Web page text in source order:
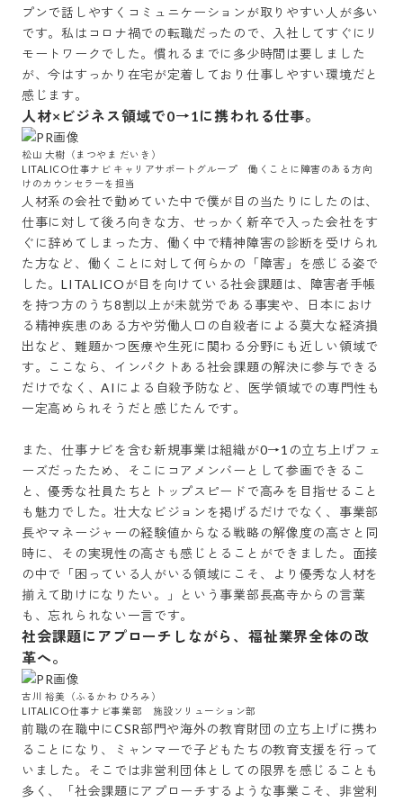
プンで話しやすくコミュニケーションが取りやすい人が多い
です。私はコロナ禍での転職だったので、入社してすぐにリ
モートワークでした。慣れるまでに多少時間は要しました
が、今はすっかり在宅が定着しており仕事しやすい環境だと
感じます。
人材×ビジネス領域で0→1に携われる仕事。
松山 大樹（まつやま だいき）
LITALICO仕事ナビ キャリアサポートグループ　働くことに障害のある方向
けのカウンセラーを担当
人材系の会社で勤めていた中で僕が目の当たりにしたのは、
仕事に対して後ろ向きな方、せっかく新卒で入った会社をす
ぐに辞めてしまった方、働く中で精神障害の診断を受けられ
た方など、働くことに対して何らかの「障害」を感じる姿で
した。LITALICOが目を向けている社会課題は、障害者手帳
を持つ方のうち8割以上が未就労である事実や、日本におけ
る精神疾患のある方や労働人口の自殺者による莫大な経済損
出など、難題かつ医療や生死に関わる分野にも近しい領域で
す。ここなら、インパクトある社会課題の解決に参与できる
だけでなく、AIによる自殺予防など、医学領域での専門性も
一定高められそうだと感じたんです。
また、仕事ナビを含む新規事業は組織が0→1の立ち上げフェ
ーズだったため、そこにコアメンバーとして参画できるこ
と、優秀な社員たちとトップスピードで高みを目指せること
も魅力でした。壮大なビジョンを掲げるだけでなく、事業部
長やマネージャーの経験値からなる戦略の解像度の高さと同
時に、その実現性の高さも感じとることができました。面接
の中で「困っている人がいる領域にこそ、より優秀な人材を
揃えて助けになりたい。」という事業部長髙寺からの言葉
も、忘れられない一言です。
社会課題にアプローチしながら、福祉業界全体の改
革へ。
古川 裕美（ふるかわ ひろみ）
LITALICO仕事ナビ事業部　施設ソリューション部
前職の在職中にCSR部門や海外の教育財団の立ち上げに携わ
ることになり、ミャンマーで子どもたちの教育支援を行って
いました。そこでは非営利団体としての限界を感じることも
多く、「社会課題にアプローチするような事業こそ、非営利